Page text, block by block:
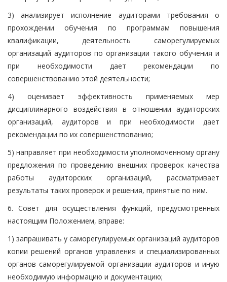
3) анализирует исполнение аудиторами требования о
прохождении обучения по программам повышения
квалификации, деятельность саморегулируемых
организаций аудиторов по организации такого обучения и
при необходимости дает рекомендации по
совершенствованию этой деятельности;
4) оценивает эффективность применяемых мер
дисциплинарного воздействия в отношении аудиторских
организаций, аудиторов и при необходимости дает
рекомендации по их совершенствованию;
5) направляет при необходимости уполномоченному органу
предложения по проведению внешних проверок качества
работы аудиторских организаций, рассматривает
результаты таких проверок и решения, принятые по ним.
6. Совет для осуществления функций, предусмотренных
настоящим Положением, вправе:
1) запрашивать у саморегулируемых организаций аудиторов
копии решений органов управления и специализированных
органов саморегулируемой организации аудиторов и иную
необходимую информацию и документацию;